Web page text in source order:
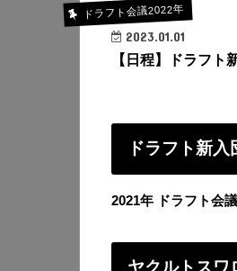
ドラフト会議2022年
2023.01.01
【日程】ドラフト
ドラフト新
2021年 ドラフト会
ヤクルトスワ